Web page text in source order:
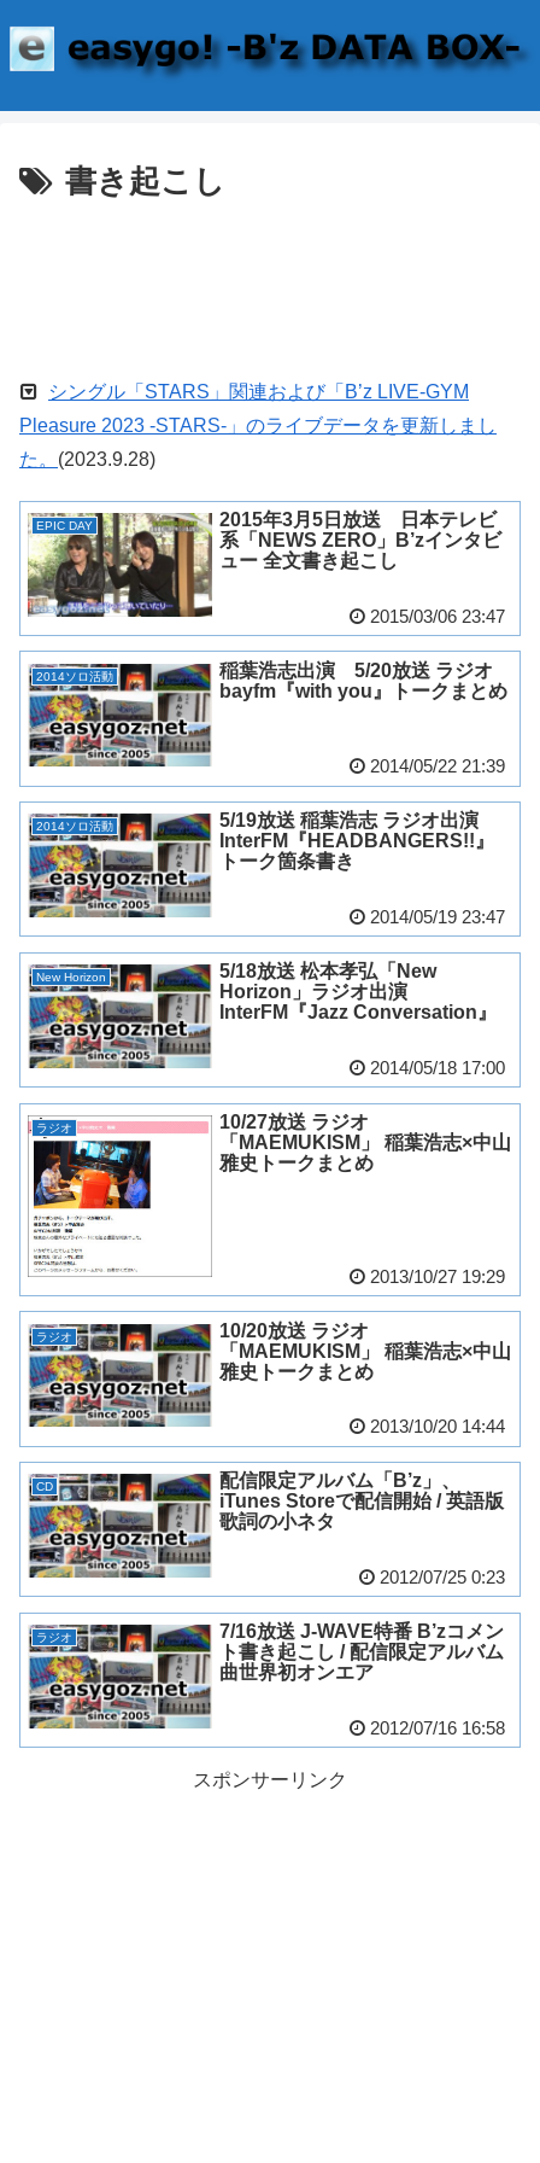
書き起こし
シングル「STARS」関連および「B’z LIVE-GYM
Pleasure 2023 -STARS-」のライブデータを更新しまし
た。 (2023.9.28)
EPIC DAY
2015年3月5日放送 日本テレビ
系「NEWS ZERO」B’zインタビ
ュー 全文書き起こし
2015/03/06 23:47
2014ソロ活動
稲葉浩志出演 5/20放送 ラジオ
bayfm『with you』トークまとめ
2014/05/22 21:39
2014ソロ活動
5/19放送 稲葉浩志 ラジオ出演
InterFM『HEADBANGERS!!』
トーク箇条書き
2014/05/19 23:47
New Horizon
5/18放送 松本孝弘「New
Horizon」ラジオ出演
InterFM『Jazz Conversation』
2014/05/18 17:00
ラジオ
10/27放送 ラジオ
「MAEMUKISM」 稲葉浩志×中山
雅史トークまとめ
2013/10/27 19:29
ラジオ
10/20放送 ラジオ
「MAEMUKISM」 稲葉浩志×中山
雅史トークまとめ
2013/10/20 14:44
CD
配信限定アルバム「B’z」、
iTunes Storeで配信開始 / 英語版
歌詞の小ネタ
2012/07/25 0:23
ラジオ
7/16放送 J-WAVE特番 B’zコメン
ト書き起こし / 配信限定アルバム
曲世界初オンエア
2012/07/16 16:58
スポンサーリンク